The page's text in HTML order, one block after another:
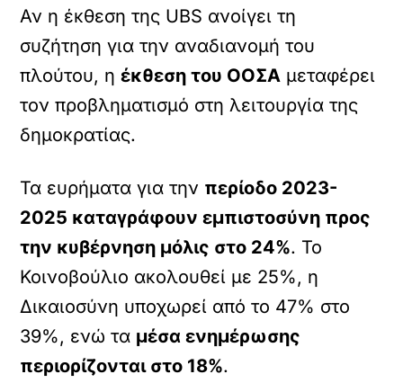
Αν η έκθεση της UBS ανοίγει τη
συζήτηση για την αναδιανομή του
πλούτου, ηέκθεση του ΟΟΣΑ μεταφέρει
τον προβληματισμό στη λειτουργία της
δημοκρατίας.
Τα ευρήματα για την περίοδο 2023-
2025 καταγράφουν εμπιστοσύνη προς
την κυβέρνηση μόλις στο 24%. Το
Κοινοβούλιο ακολουθεί με 25%, η
Δικαιοσύνη υποχωρεί από το 47% στο
39%, ενώ τα μέσα ενημέρωσης
περιορίζονται στο 18%.